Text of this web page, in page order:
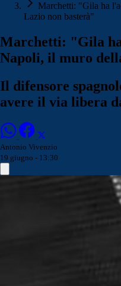
Marchetti: "Gila ha
Lazio non basterà"
Marchetti: "Gila
Napoli, il muro
Il difensore
avere il via libera
Antonio Vivenzio
19 giugno - 13:30